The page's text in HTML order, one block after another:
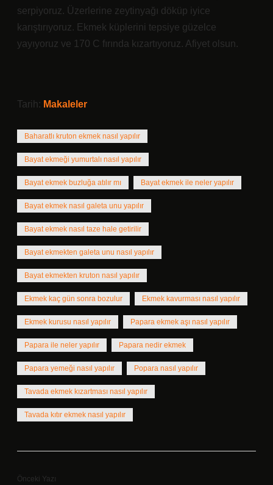
serpiyoruz. Üzerlerine zeytinyağı döküp iyice
karıştırıyoruz. Ekmek küplerini tepsiye güzelce
yayıyoruz ve 170 C fırında kızartıyoruz. Afiyet olsun.
Tarih: Makaleler
Baharatlı kruton ekmek nasıl yapılır
Bayat ekmeği yumurtalı nasıl yapılır
Bayat ekmek buzluğa atılır mı Bayat ekmek ile neler yapılır
Bayat ekmek nasıl galeta unu yapılır
Bayat ekmek nasıl taze hale getirilir
Bayat ekmekten galeta unu nasıl yapılır
Bayat ekmekten kruton nasıl yapılır
Ekmek kaç gün sonra bozulur Ekmek kavurması nasıl yapılır
Ekmek kurusu nasıl yapılır Papara ekmek aşı nasıl yapılır
Papara ile neler yapılır Papara nedir ekmek
Papara yemeği nasıl yapılır Popara nasıl yapılır
Tavada ekmek kızartması nasıl yapılır
Tavada kıtır ekmek nasıl yapılır
Önceki Yazı